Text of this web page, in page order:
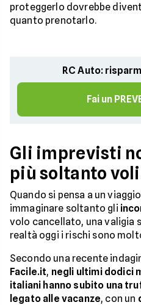
proteggerlo dovrebbe
quanto prenotarlo.
RC Auto:
Fai un
Gli imprevisti
più soltanto
Quando si pensa a un
immaginare soltanto gli
volo cancellato, una valigia
realtà oggi i rischi sono
Secondo una recente
Facile.it, negli ultimi dodici
italiani hanno subito una
legato alle vacanze, con un